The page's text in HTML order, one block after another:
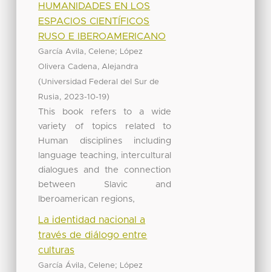
HUMANIDADES EN LOS
ESPACIOS CIENTÍFICOS
RUSO E IBEROAMERICANO
García Avila, Celene; López
Olivera Cadena, Alejandra
(Universidad Federal del Sur de
Rusia, 2023-10-19)
This book refers to a wide
variety of topics related to
Human disciplines including
language teaching, intercultural
dialogues and the connection
between Slavic and
Iberoamerican regions,
La identidad nacional a
través de diálogo entre
culturas
García Ávila, Celene; López